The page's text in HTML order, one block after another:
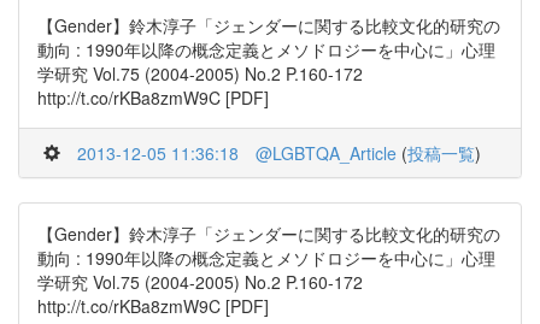
【Gender】鈴木淳子「ジェンダーに関する比較文化的研究の
動向 : 1990年以降の概念定義とメソドロジーを中心に」心理
学研究 Vol.75 (2004-2005) No.2 P.160-172
http://t.co/rKBa8zmW9C [PDF]
2013-12-05 11:36:18 @LGBTQA_Article (投稿一覧)
【Gender】鈴木淳子「ジェンダーに関する比較文化的研究の
動向 : 1990年以降の概念定義とメソドロジーを中心に」心理
学研究 Vol.75 (2004-2005) No.2 P.160-172
http://t.co/rKBa8zmW9C [PDF]